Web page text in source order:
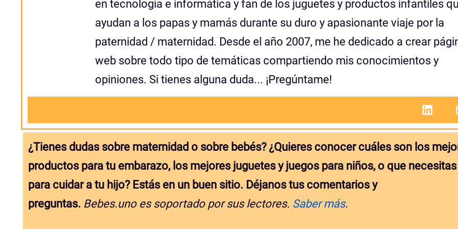
en tecnología e informática y fan de los juguetes y productos infantiles
ayudan a los papas y mamás durante su duro y apasionante viaje por la
paternidad / maternidad. Desde el año 2007, me he dedicado a crear
web sobre todo tipo de temáticas compartiendo mis conocimientos y
opiniones. Si tienes alguna duda... ¡Pregúntame!
¿Tienes dudas sobre maternidad o sobre bebés? ¿Quieres conocer cuáles son los
productos para tu embarazo, los mejores juguetes y juegos para niños, o que necesitas
para cuidar a tu hijo? Estás en un buen sitio. Déjanos tus comentarios y
preguntas. Bebes.uno es soportado por sus lectores. Saber más.